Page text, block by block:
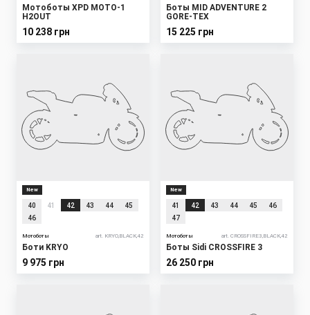
Мотоботы XPD MOTO-1
H2OUT
10 238 грн
Боты MID ADVENTURE 2
GORE-TEX
15 225 грн
New
40 41 42 43 44
45
46
Мотоботы art. KRYO,BLACK,42
Боти KRYO
9 975 грн
New
41 42 43 44 45
46
47
Мотоботы art. CROSSFIRE3,BLACK,42
Боты Sidi CROSSFIRE 3
26 250 грн